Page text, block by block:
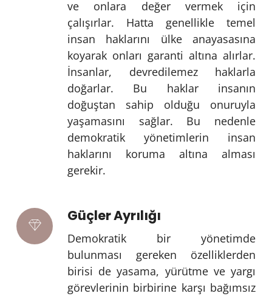
ve onlara değer vermek için
çalışırlar. Hatta genellikle temel
insan haklarını ülke anayasasına
koyarak onları garanti altına alırlar.
İnsanlar, devredilemez haklarla
doğarlar. Bu haklar insanın
doğuştan sahip olduğu onuruyla
yaşamasını sağlar. Bu nedenle
demokratik yönetimlerin insan
haklarını koruma altına alması
gerekir.
Güçler Ayrılığı
Demokratik bir yönetimde
bulunması gereken özelliklerden
birisi de yasama, yürütme ve yargı
görevlerinin birbirine karşı bağımsız